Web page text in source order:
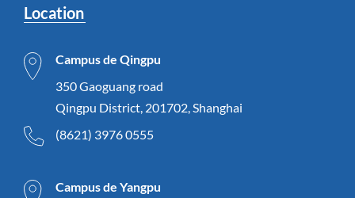
Location
Campus de Qingpu
350 Gaoguang road
Qingpu District, 201702, Shanghai
(8621) 3976 0555
Campus de Yangpu